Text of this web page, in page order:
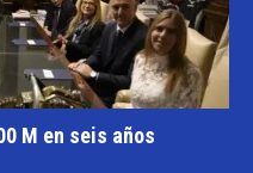
M en seis años